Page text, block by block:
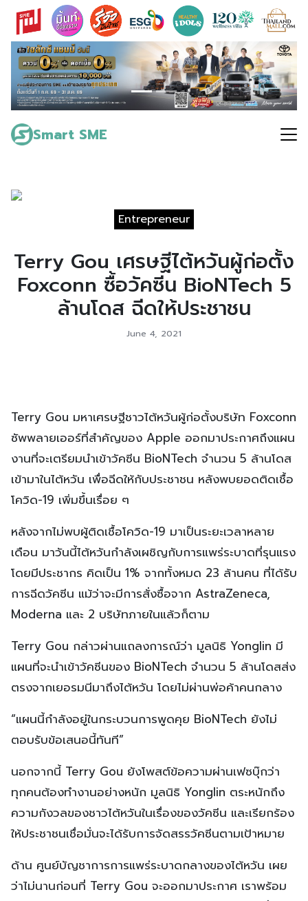
Skip
content
Smart SME
Search
for:
Entrepreneur
Terry Gou เศรษฐีไต้หวันผู้ก่อตั้ง
Foxconn ซื้อวัคซีน BioNTech 5
ล้านโดส ฉีดให้ประชาชน
June 4, 2021
Terry Gou มหาเศรษฐีชาวไต้หวันผู้ก่อตั้งบริษัท Foxconn
ซัพพลายเออร์ที่สำคัญของ Apple ออกมาประกาศถึงแผน
งานที่จะเตรียมนำเข้าวัคซีน BioNTech จำนวน 5 ล้านโดส
เข้ามาในไต้หวัน เพื่อฉีดให้กับประชาชน หลังพบยอดติดเชื้อ
โควิด-19 เพิ่มขึ้นเรื่อย ๆ
หลังจากไม่พบผู้ติดเชื้อโควิด-19 มาเป็นระยะเวลาหลาย
เดือน มาวันนี้ไต้หวันกำลังเผชิญกับการแพร่ระบาดที่รุนแรง
โดยมีประชากร คิดเป็น 1% จากทั้งหมด 23 ล้านคน ที่ได้รับ
การฉีดวัคซีน แม้ว่าจะมีการสั่งซื้อจาก AstraZeneca,
Moderna และ 2 บริษัทภายในแล้วก็ตาม
Terry Gou กล่าวผ่านแถลงการณ์ว่า มูลนิธิ Yonglin มี
แผนที่จะนำเข้าวัคซีนของ BioNTech จำนวน 5 ล้านโดสส่ง
ตรงจากเยอรมนีมาถึงไต้หวัน โดยไม่ผ่านพ่อค้าคนกลาง
“แผนนี้กำลังอยู่ในกระบวนการพูดคุย BioNTech ยังไม่
ตอบรับข้อเสนอนี้ทันที”
นอกจากนี้ Terry Gou ยังโพสต์ข้อความผ่านเฟซบุ๊กว่า
ทุกคนต้องทำงานอย่างหนัก มูลนิธิ Yonglin ตระหนักถึง
ความกังวลของชาวไต้หวันในเรื่องของวัคซีน และเรียกร้อง
ให้ประชาชนเชื่อมั่นจะได้รับการจัดสรรวัคซีนตามเป้าหมาย
ด้าน ศูนย์บัญชาการการแพร่ระบาดกลางของไต้หวัน เผย
ว่าไม่นานก่อนที่ Terry Gou จะออกมาประกาศ เราพร้อม